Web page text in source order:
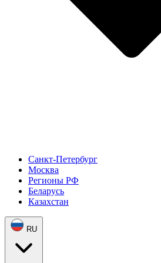
Санкт-Петербург
Москва
Регионы РФ
Беларусь
Казахстан
RU